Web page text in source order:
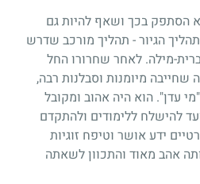
הסתפק בכך ושאף להיות גם
הגיור - תהליך מורכב שדרש
מילה. לאחר שחרורו החל
שחייבה מיומנות וסבלנות רבה,
עדן". הוא היה אהוב ומקובל
להישלח ללימודים ולהתקדם
ידע אושר וטיפח זוגיות
אהב מאוד והתכוון לשאתה